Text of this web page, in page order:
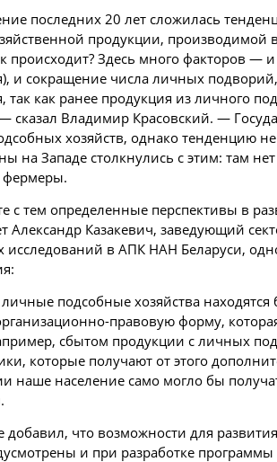
последних 20 лет сложилась
продукции, производимой
происходит? Здесь много факторов —
и сокращение числа личных
так как ранее продукция из личного
сказал Владимир Красовский. —
хозяйств, однако тенденцию не
на Западе столкнулись с этим: там
с тем определенные перспективы в
Александр Казакевич, заведующий
исследований в АПК НАН Беларуси,
подсобные хозяйства
правовую форму,
сбытом продукции с личных
которые получают от этого
наше население само могло бы
добавил, что возможности для
и при разработке